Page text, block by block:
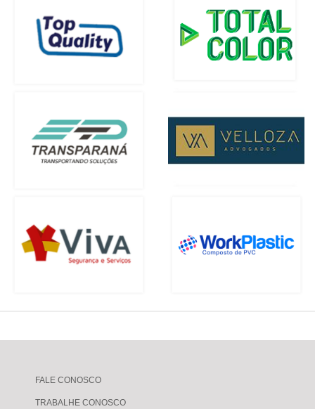
FALE CONOSCO
TRABALHE CONOSCO